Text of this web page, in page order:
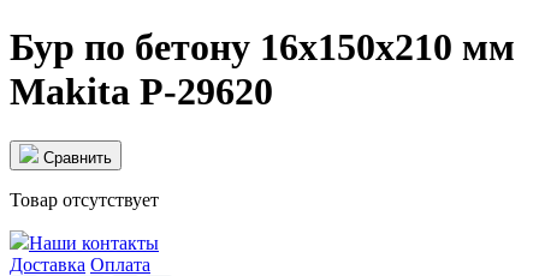
Бур по бетону 16x150x210 мм
Makita P-29620
Cравнить
Товар отсутствует
Наши контакты
Доставка Оплата